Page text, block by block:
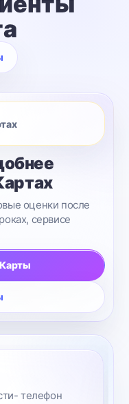
оценки после
сервисе
телефон